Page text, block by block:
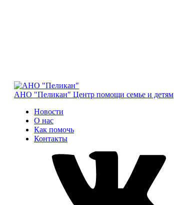
АНО "Пеликан" Центр помощи семье и детям
Новости
О нас
Как помочь
Контакты